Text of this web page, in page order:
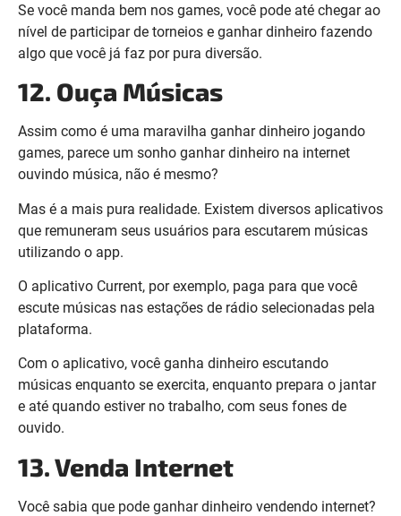
Se você manda bem nos games, você pode até chegar ao
nível de participar de torneios e ganhar dinheiro fazendo
algo que você já faz por pura diversão.
12. Ouça Músicas
Assim como é uma maravilha ganhar dinheiro jogando
games, parece um sonho ganhar dinheiro na internet
ouvindo música, não é mesmo?
Mas é a mais pura realidade. Existem diversos aplicativos
que remuneram seus usuários para escutarem músicas
utilizando o app.
O aplicativo Current, por exemplo, paga para que você
escute músicas nas estações de rádio selecionadas pela
plataforma.
Com o aplicativo, você ganha dinheiro escutando
músicas enquanto se exercita, enquanto prepara o jantar
e até quando estiver no trabalho, com seus fones de
ouvido.
13. Venda Internet
Você sabia que pode ganhar dinheiro vendendo internet?